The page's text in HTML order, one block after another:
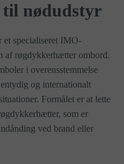
nødudstyr
et specialiseret IMO-
af røgdykkerhætter ombord.
i overensstemmelse
og internationalt
Formålet er at lette
som er
ved brand eller